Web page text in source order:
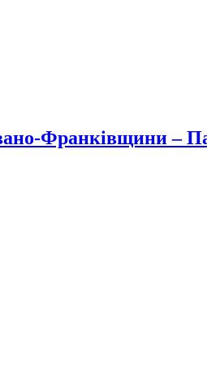
Франківщини –